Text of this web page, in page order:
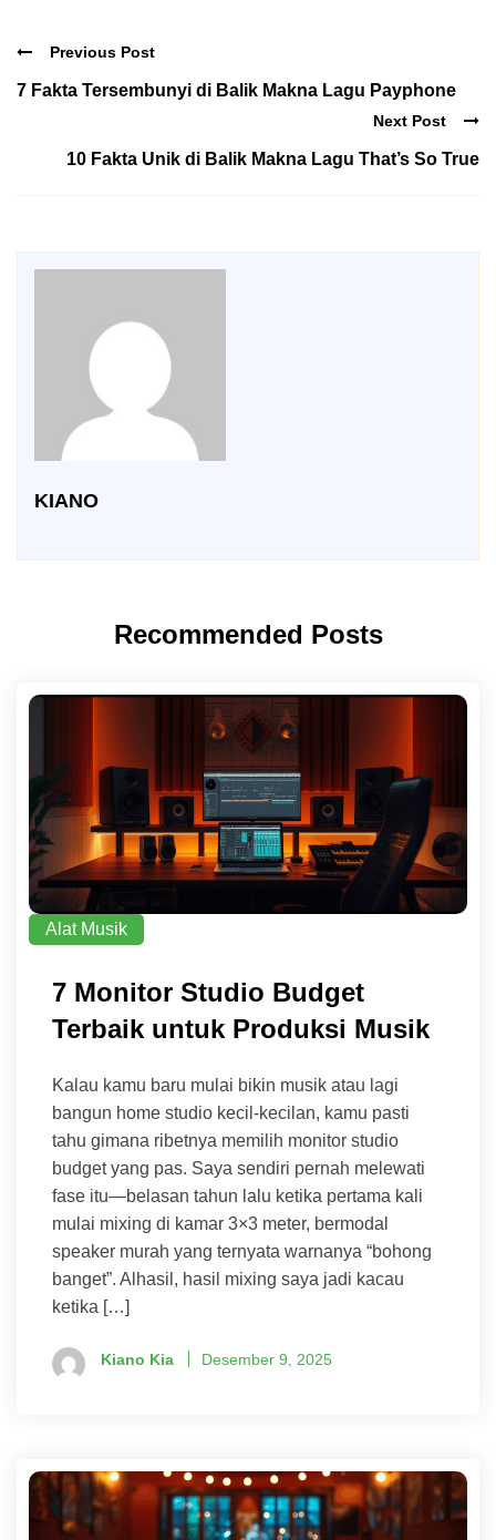
Previous Post
7 Fakta Tersembunyi di Balik Makna Lagu Payphone
Next Post
10 Fakta Unik di Balik Makna Lagu That’s So True
KIANO
Recommended Posts
Alat Musik
7 Monitor Studio Budget
Terbaik untuk Produksi Musik
Kalau kamu baru mulai bikin musik atau lagi
bangun home studio kecil-kecilan, kamu pasti
tahu gimana ribetnya memilih monitor studio
budget yang pas. Saya sendiri pernah melewati
fase itu—belasan tahun lalu ketika pertama kali
mulai mixing di kamar 3×3 meter, bermodal
speaker murah yang ternyata warnanya “bohong
banget”. Alhasil, hasil mixing saya jadi kacau
ketika […]
Kiano Kia Desember 9, 2025